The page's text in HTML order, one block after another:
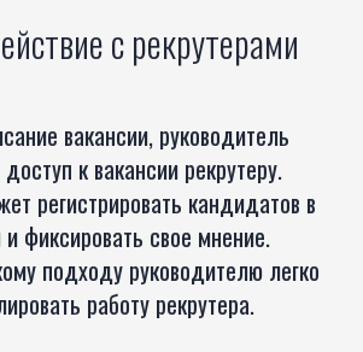
с рекрутерами
вакансии, руководитель
к вакансии рекрутеру.
регистрировать кандидатов в
и фиксировать свое мнение.
подходу руководителю легко
работу рекрутера.